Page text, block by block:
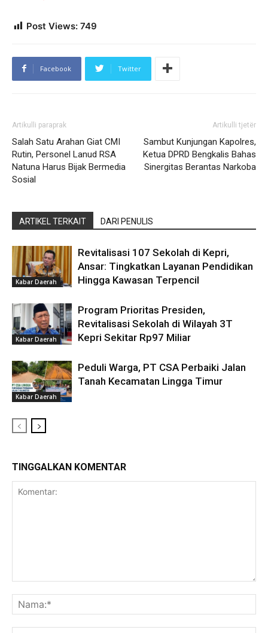
Post Views: 749
Facebook Twitter
Artikulli paraprak
Salah Satu Arahan Giat CMI
Rutin, Personel Lanud RSA
Natuna Harus Bijak Bermedia
Sosial
Artikulli tjetër
Sambut Kunjungan Kapolres,
Ketua DPRD Bengkalis Bahas
Sinergitas Berantas Narkoba
ARTIKEL TERKAIT DARI PENULIS
Kabar Daerah
Revitalisasi 107 Sekolah di Kepri,
Ansar: Tingkatkan Layanan Pendidikan
Hingga Kawasan Terpencil
Kabar Daerah
Program Prioritas Presiden,
Revitalisasi Sekolah di Wilayah 3T
Kepri Sekitar Rp97 Miliar
Kabar Daerah
Peduli Warga, PT CSA Perbaiki Jalan
Tanah Kecamatan Lingga Timur
TINGGALKAN KOMENTAR